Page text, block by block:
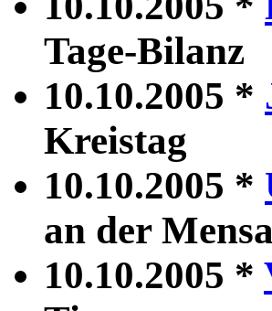
Tage-Bilanz
10.10.2005 *
Kreistag
10.10.2005 *
an der Mensa
10.10.2005 *